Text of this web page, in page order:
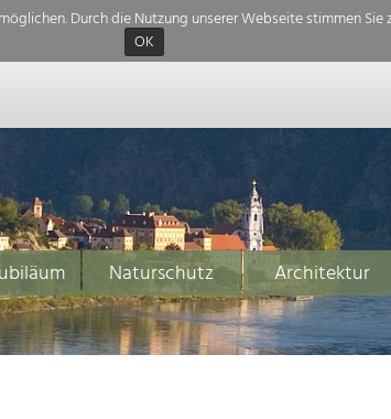
Durch die Nutzung unserer Webseite stimmen
OK
Naturschutz Architektur